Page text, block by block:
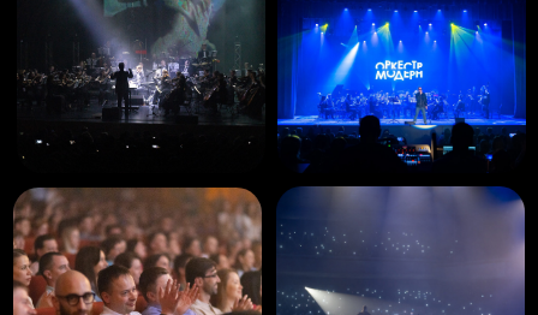
Купить билеты
12 ноября
Киров
Вятская филармония,